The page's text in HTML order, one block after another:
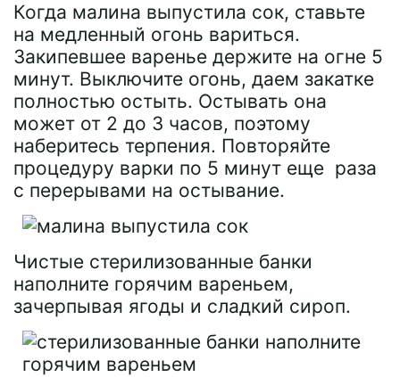
Когда малина выпустила сок, ставьте
на медленный огонь вариться.
Закипевшее варенье держите на огне 5
минут. Выключите огонь, даем закатке
полностью остыть. Остывать она
может от 2 до 3 часов, поэтому
наберитесь терпения. Повторяйте
процедуру варки по 5 минут еще раза
с перерывами на остывание.
Чистые стерилизованные банки
наполните горячим вареньем,
зачерпывая ягоды и сладкий сироп.